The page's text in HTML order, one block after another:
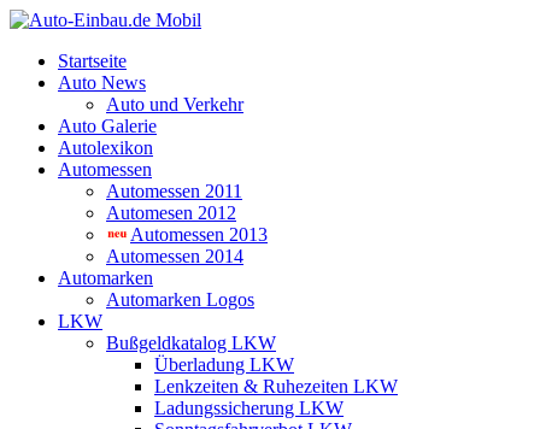
Startseite
Auto News
Auto und Verkehr
Auto Galerie
Autolexikon
Automessen
Automessen 2011
Automesen 2012
Automessen 2013
Automessen 2014
Automarken
Automarken Logos
LKW
Bußgeldkatalog LKW
Überladung LKW
Lenkzeiten & Ruhezeiten LKW
Ladungssicherung LKW